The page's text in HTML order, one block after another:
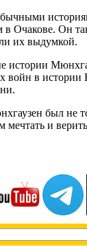
в Очакове. Он
их выдумкой.
истории
в истории
был не
и